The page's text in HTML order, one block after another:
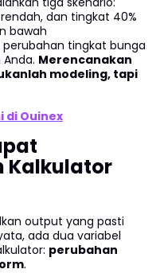
dan tingkat 40%
bawah
tingkat bunga
Merencanakan
modeling, tapi
di Ouinex
Kalkulator
output yang pasti
ada dua variabel
perubahan
.